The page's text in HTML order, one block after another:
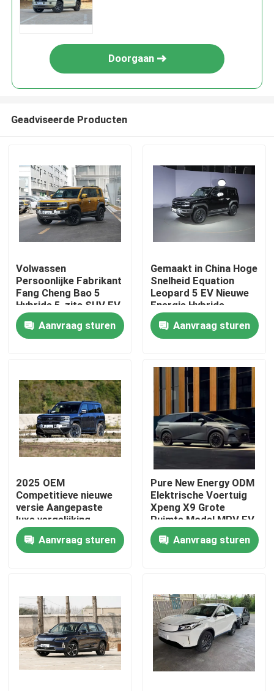
Thuis
Over ons
Fabrieksreis
Kwaliteitscontrole
Contacteer ons
Vraag een offerte aan
Elektrisch voertuig
Doorgaan
Geadviseerde Producten
Volwassen
Persoonlijke Fabrikant
Fang Cheng Bao 5
Hybride 5-zits SUV EV
Nieuwe Auto
Aanvraag sturen
Gemaakt in China Hoge
Snelheid Equation
Leopard 5 EV Nieuwe
Energie Hybride
Benzine Nieuwe Auto
Aanvraag sturen
2025 OEM
Competitieve nieuwe
versie Aangepaste
luxe vergelijking
Leopard 5 Hybride
brandstof Suvcar
Aanvraag sturen
Pure New Energy ODM
Elektrische Voertuig
Xpeng X9 Grote
Ruimte Model MPV EV
Nieuwe Auto
Aanvraag sturen